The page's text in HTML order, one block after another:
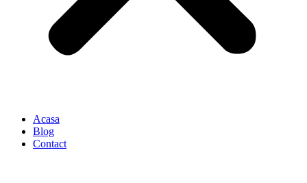
Acasa
Blog
Contact